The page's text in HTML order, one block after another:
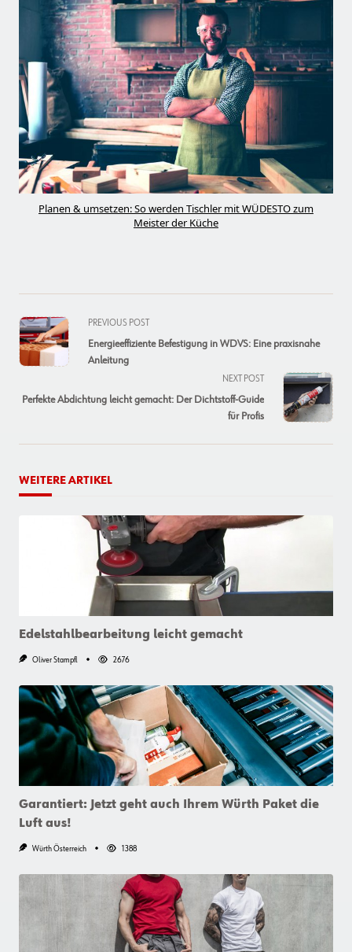
Planen & umsetzen: So werden Tischler mit WÜDESTO zum
Meister der Küche
<span
class="nav-
subtitle
reader-
PREVIOUS POST
Energieeffiziente Befestigung in WDVS: Eine praxisnahe
Anleitung
NEXT POST
Perfekte Abdichtung leicht gemacht: Der Dichtstoff-Guide
für Profis
WEITERE ARTIKEL
Edelstahlbearbeitung leicht gemacht
Oliver Stampfl 2676
Garantiert: Jetzt geht auch Ihrem Würth Paket die
Luft aus!
Würth Österreich 1388